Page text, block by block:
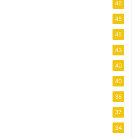
46
45
45
43
40
40
38
37
34